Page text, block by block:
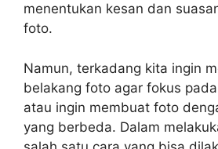
menentukan kesan dan
foto.
Namun, terkadang kita ingin
belakang foto agar fokus
atau ingin membuat foto
yang berbeda. Dalam